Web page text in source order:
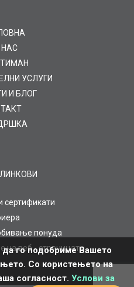
НАС
УСЛУГИ
И БЛОГ
сертификати
понуда
на веб - страницата
го подобриме Вашето
Со користењето на
согласност. Услови за